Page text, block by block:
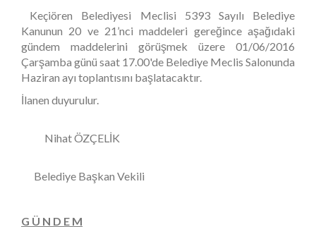
Keçiören Belediyesi Meclisi 5393 Sayılı Belediye
Kanunun 20 ve 21’nci maddeleri gereğince aşağıdaki
gündem maddelerini görüşmek üzere 01/06/2016
Çarşamba günü saat 17.00'de Belediye Meclis Salonunda
Haziran ayı toplantısını başlatacaktır.
İlanen duyurulur.
Nihat ÖZÇELİK
Belediye Başkan Vekili
G Ü N D E M